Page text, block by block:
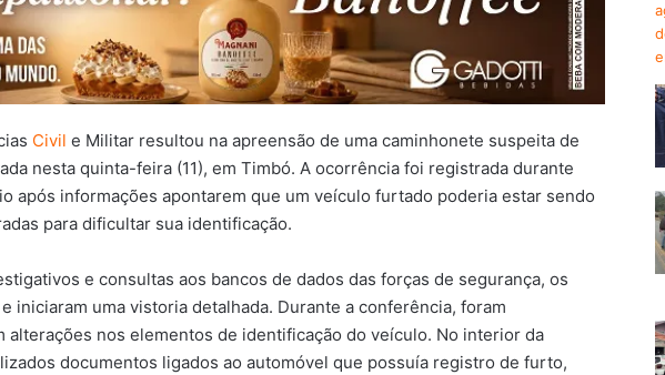
Civil e Militar resultou na apreensão de uma caminhonete suspeita de
nesta quinta-feira (11), em Timbó. A ocorrência foi registrada durante
após informações apontarem que um veículo furtado poderia estar sendo
para dificultar sua identificação.
e consultas aos bancos de dados das forças de segurança, os
iniciaram uma vistoria detalhada. Durante a conferência, foram
alterações nos elementos de identificação do veículo. No interior da
documentos ligados ao automóvel que possuía registro de furto,